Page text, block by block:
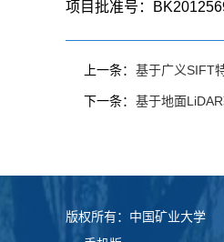
项目批准号：
上一条： 基于广义SIFT
下一条： 基于地面
版权所有：中国矿业大学